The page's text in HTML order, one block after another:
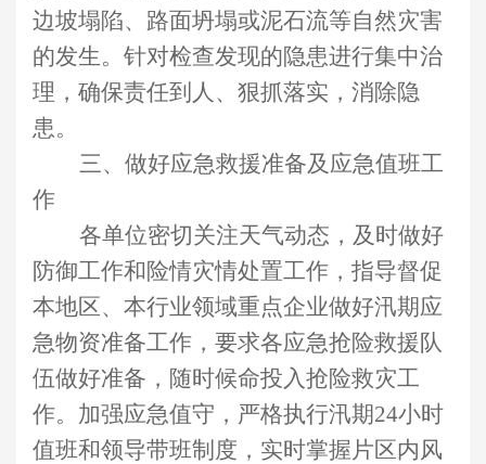
边坡塌陷、路面坍塌或泥石流等自然灾害
的发生。 针对检查发现的隐患进行集中治
理，确保责任到人、狠抓落实，消除隐
患。
三、 做好应急救援准备及应急值班工
作
各单位密切关注天气动态，及时做好
防御工作和险情灾情处置工作， 指导督促
本地区、本行业领域重点企业做好汛期应
急物资准备工作，要求各应急抢险救援队
伍做好准备，随时候命投入抢险救灾工
作。 加强应急值守，严格执行汛期24小时
值班和领导带班制度，实时掌握片区内风